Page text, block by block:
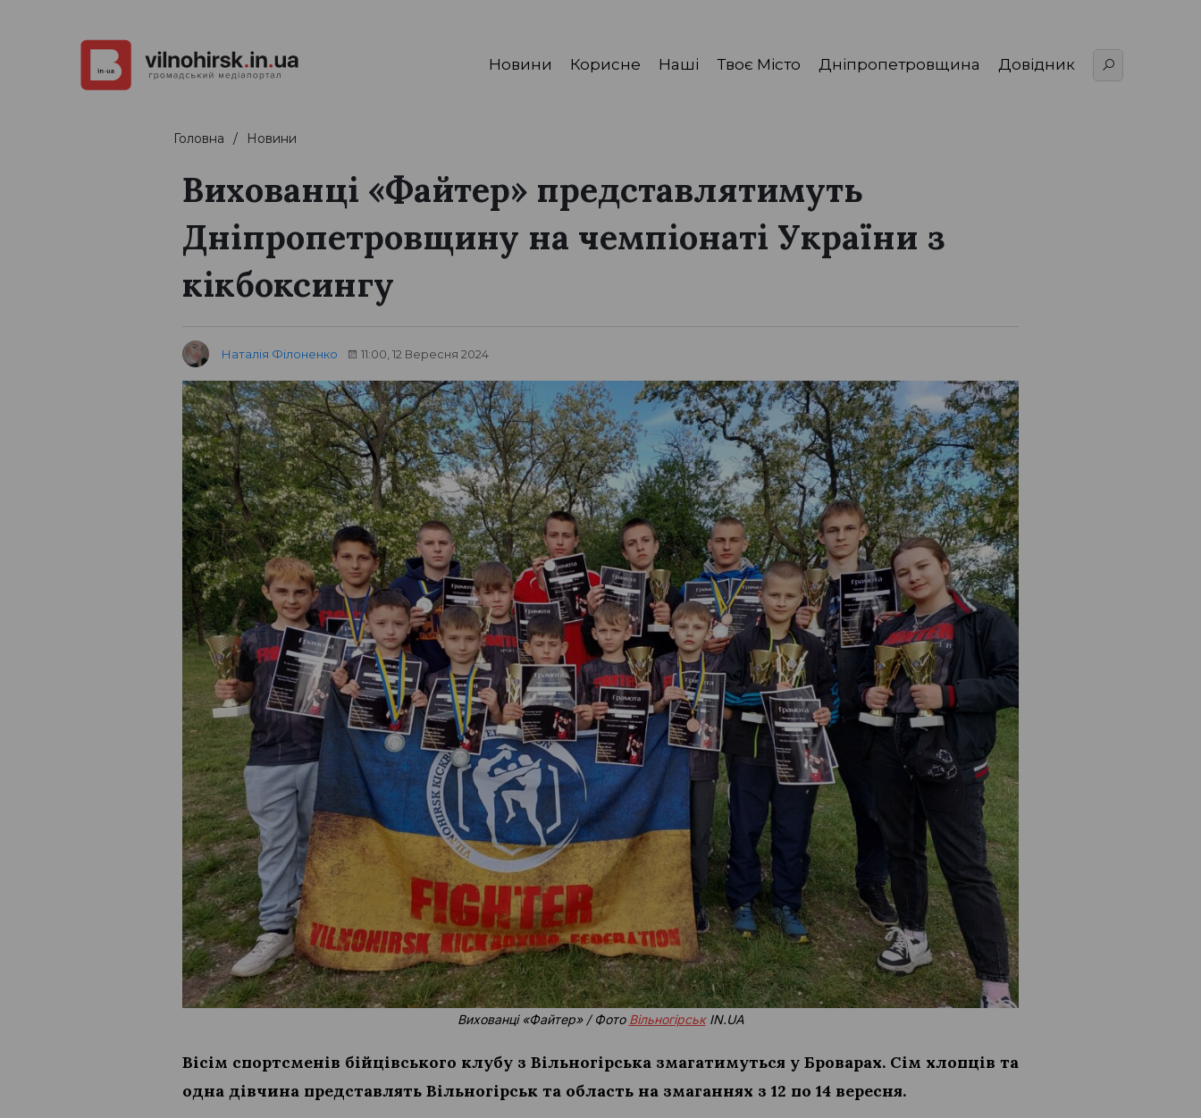
Новини Корисне Наші Твоє Місто Дніпропетровщина Довідник
Головна Новини
Вихованці «Файтер» представлятимуть
Дніпропетровщину на чемпіонаті України з
кікбоксингу
Наталія Філоненко 11:00, 12 Вересня 2024
Вихованці «Файтер» / Фото ВільногірськIN.UA
Вісім спортсменів бійцівського клубу з Вільногірська змагатимуться у Броварах. Сім хлопців та
одна дівчина представлять Вільногірськ та область на змаганнях з 12 по 14 вересня.